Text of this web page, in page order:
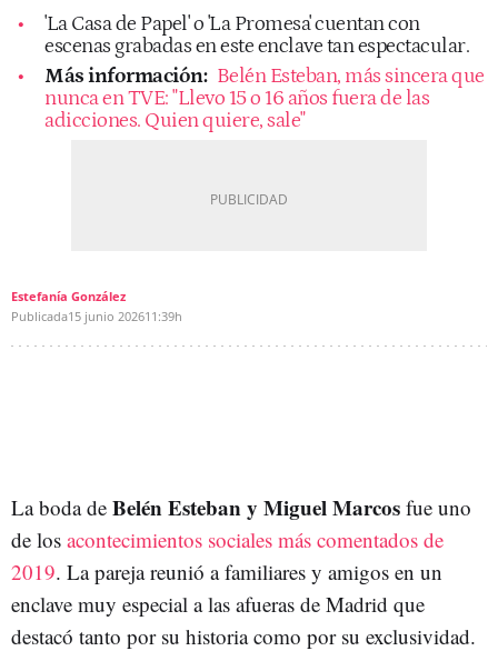
'La Casa de Papel' o 'La Promesa' cuentan con
escenas grabadas en este enclave tan espectacular.
Más información: Belén Esteban, más sincera que
nunca en TVE: "Llevo 15 o 16 años fuera de las
adicciones. Quien quiere, sale"
Estefanía González
Publicada15 junio 202611:39h
La boda de Belén Esteban y Miguel Marcos fue uno
de los acontecimientos sociales más comentados de
2019. La pareja reunió a familiares y amigos en un
enclave muy especial a las afueras de Madrid que
destacó tanto por su historia como por su exclusividad.